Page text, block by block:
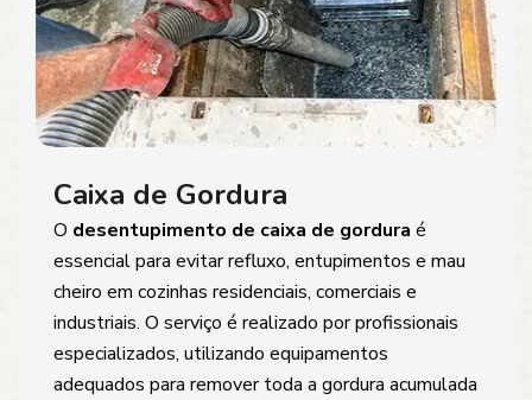
Caixa de Gordura
O desentupimento de caixa de gordura é
essencial para evitar refluxo, entupimentos e mau
cheiro em cozinhas residenciais, comerciais e
industriais. O serviço é realizado por profissionais
especializados, utilizando equipamentos
adequados para remover toda a gordura acumulada